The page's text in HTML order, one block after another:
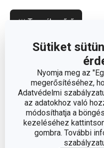
Sütiket
Nyomja meg az
megerősítéséhez,
Adatvédelmi
az adatokhoz való
módosíthatja a
kezeléséhez
gombra. További
Termékszűrő